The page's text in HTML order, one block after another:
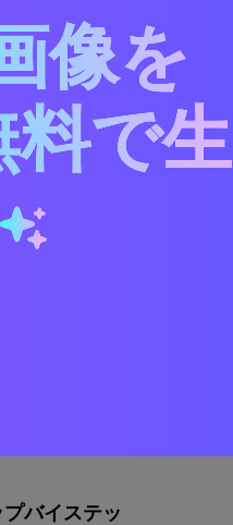
ト削除
除します。
式について心
らに編集でき
をカスタマイ
ビデオの品質
した。厳格な
バイステッ
像を
料で生